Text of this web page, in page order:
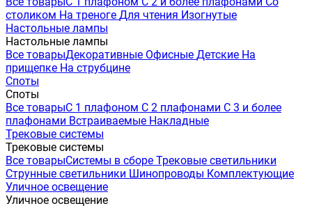
столиком На треноге Для чтения Изогнутые
Настольные лампы
Настольные лампы
Все товарыДекоративные Офисные Детские На
прищепке На струбцине
Споты
Споты
Все товарыС 1 плафоном С 2 плафонами С 3 и более
плафонами Встраиваемые Накладные
Трековые системы
Трековые системы
Все товарыСистемы в сборе Трековые светильники
Струнные светильники Шинопроводы Комплектующие
Уличное освещение
Уличное освещение